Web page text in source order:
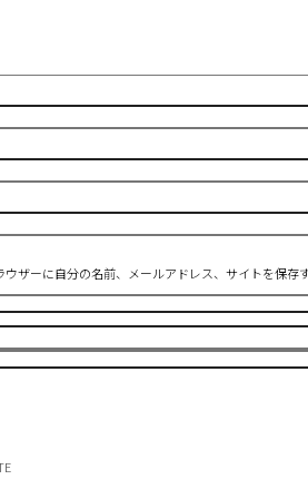
ザーに自分の名前、メールアドレス、サイトを保存